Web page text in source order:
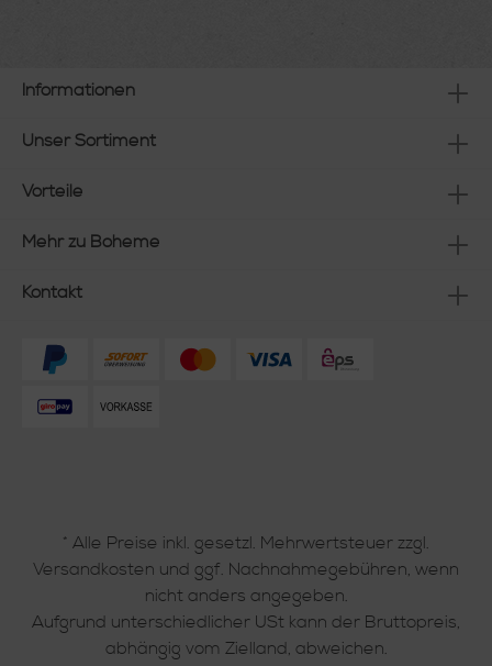
Informationen
Unser Sortiment
Vorteile
Mehr zu Boheme
Kontakt
* Alle Preise inkl. gesetzl. Mehrwertsteuer zzgl.
Versandkosten und ggf. Nachnahmegebühren, wenn
nicht anders angegeben.
Aufgrund unterschiedlicher USt kann der Bruttopreis,
abhängig vom Zielland, abweichen.